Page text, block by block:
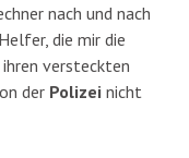
nach und nach
die mir die
versteckten
der Polizei nicht